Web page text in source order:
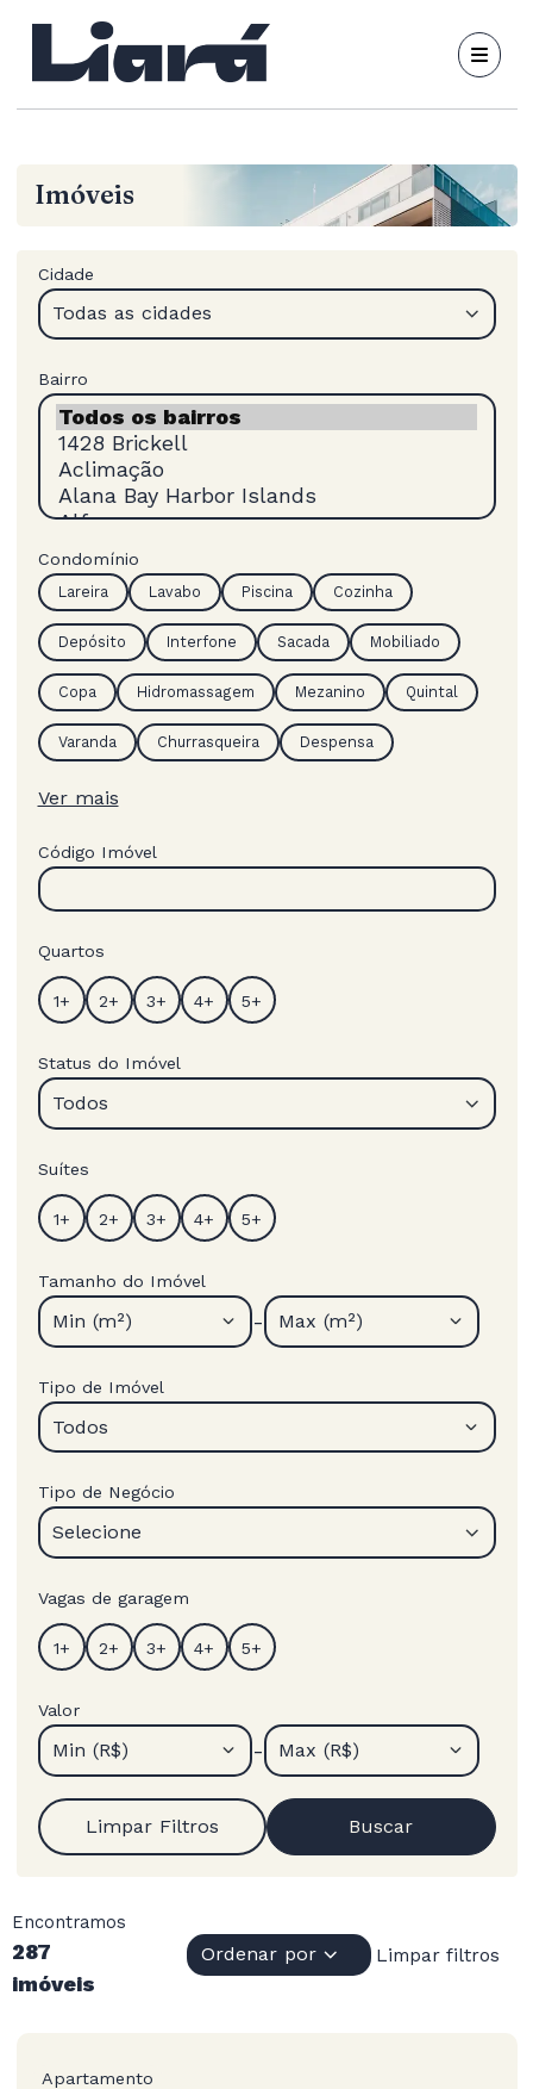
Imóveis
Cidade
Todas as cidades
Bairro
Condomínio
Lareira Lavabo Piscina Cozinha
Depósito Interfone Sacada Mobiliado
Copa Hidromassagem Mezanino Quintal
Varanda Churrasqueira Despensa
Ver mais
Código Imóvel
Quartos
Status do Imóvel
Todos
Suítes
Tamanho do Imóvel
Min (m²) - Max (m²)
Tipo de Imóvel
Todos
Tipo de Negócio
Selecione
Vagas de garagem
Valor
Min (R$) - Max (R$)
Limpar Filtros Buscar
Encontramos
287
imóveis
Ordenar por Limpar filtros
Apartamento